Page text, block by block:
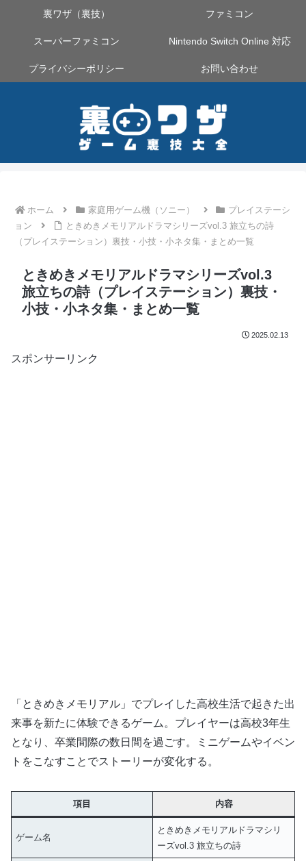
裏ワザ（裏技） ファミコン
スーパーファミコン Nintendo Switch Online 対応
プライバシーポリシー お問い合わせ
ホーム 家庭用ゲーム機（ソニー）
プレイステーシ
ョン
ときめきメモリアルドラマシリーズvol.3 旅立ちの詩
（プレイステーション）裏技・小技・小ネタ集・まとめ一覧
ときめきメモリアルドラマシリーズvol.3
旅立ちの詩（プレイステーション）裏技・
小技・小ネタ集・まとめ一覧
2025.02.13
スポンサーリンク
「ときめきメモリアル」でプレイした高校生活で起きた出
来事を新たに体験できるゲーム。プレイヤーは高校3年生
となり、卒業間際の数日間を過ごす。ミニゲームやイベン
トをこなすことでストーリーが変化する。
項目 内容
ゲーム名
ときめきメモリアルドラマシリ
ーズvol.3 旅立ちの詩